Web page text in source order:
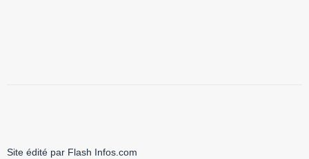
Site édité par Flash Infos.com